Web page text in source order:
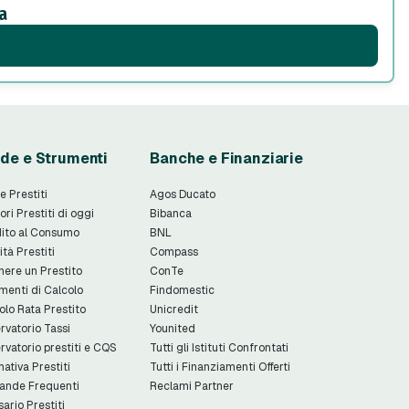
e Strumenti
Prestiti
Prestiti di oggi
al Consumo
Prestiti
un Prestito
di Calcolo
Rata Prestito
Tassi
prestiti e CQS
Prestiti
Frequenti
Prestiti
Banche e Finanziarie
Agos Ducato
Bibanca
BNL
Compass
ConTe
Findomestic
Unicredit
Younited
Tutti gli Istituti Confrontati
Tutti i Finanziamenti Offerti
Reclami Partner